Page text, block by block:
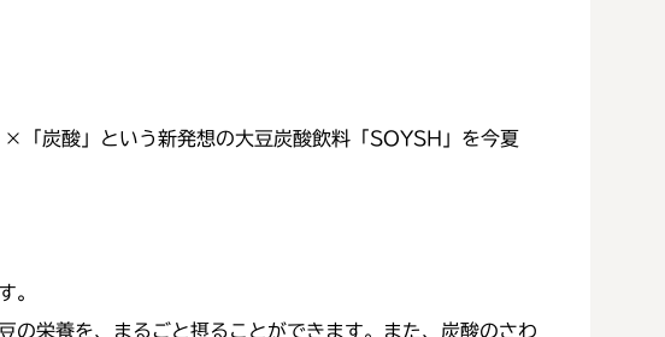
×「炭酸」という新発想の大豆炭酸飲料「SOYSH」を今夏
。
栄養を、まるごと摂ることができます。また、炭酸のさわ